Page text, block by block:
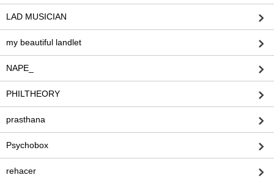
LAD MUSICIAN
my beautiful landlet
NAPE_
PHILTHEORY
prasthana
Psychobox
rehacer